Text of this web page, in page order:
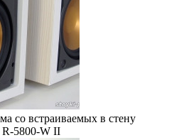
со встраиваемых в стену
R-5800-W II